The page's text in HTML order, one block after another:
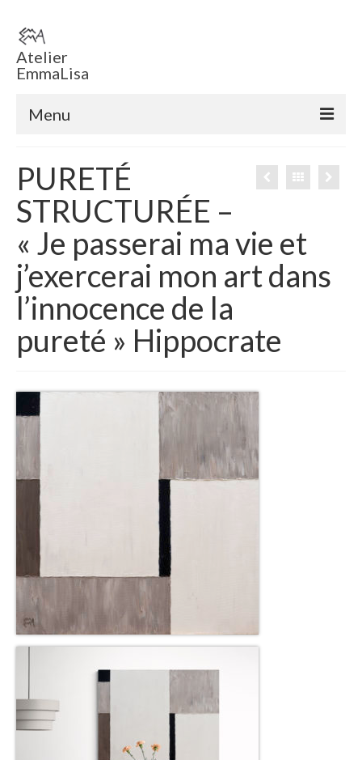
Atelier
EmmaLisa
Menu
Boutique en ligne
Tableaux
Sculptures
ECHEC EMMA ‘ T
Voiles
Sculptures éclairées
PURETÉ
STRUCTURÉE –
« Je passerai ma vie et
j’exercerai mon art dans
l’innocence de la
pureté » Hippocrate